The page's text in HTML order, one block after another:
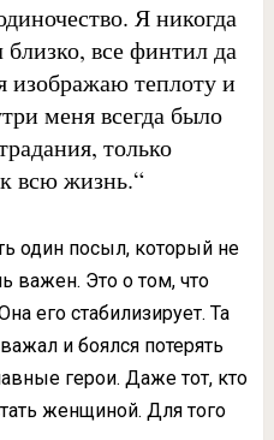
Я никогда
все финтил да
изображаю теплоту и
меня всегда было
только
всю жизнь.“
один посыл, который не
важен. Это о том, что
его стабилизирует. Та
и боялся потерять
герои. Даже тот, кто
женщиной. Для того